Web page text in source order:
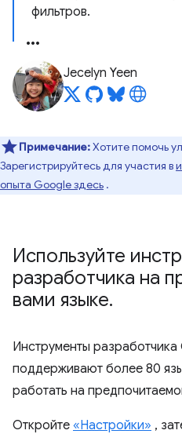
фильтров.
Jecelyn Yeen
Примечание:Хотите помочь
Зарегистрируйтесь для участия в
опыта Google здесь .
Используйте
разработчика на
вами языке.
Инструменты разработчика
поддерживают более 80
работать на
Откройте «Настройки» ,